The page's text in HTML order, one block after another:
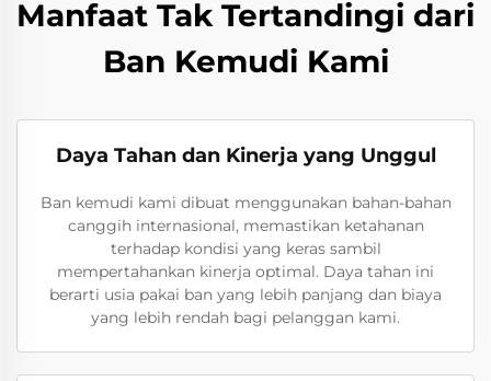
Manfaat Tak Tertandingi dari
Ban Kemudi Kami
Daya Tahan dan Kinerja yang Unggul
Ban kemudi kami dibuat menggunakan bahan-bahan
canggih internasional, memastikan ketahanan
terhadap kondisi yang keras sambil
mempertahankan kinerja optimal. Daya tahan ini
berarti usia pakai ban yang lebih panjang dan biaya
yang lebih rendah bagi pelanggan kami.